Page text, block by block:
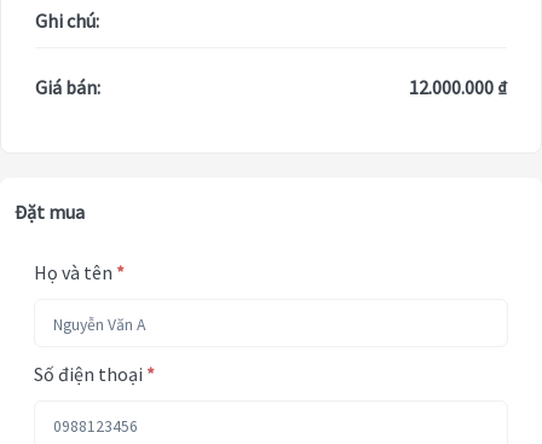
Ghi chú:
Giá bán: 12.000.000 ₫
Đặt mua
Họ và tên *
Số điện thoại *